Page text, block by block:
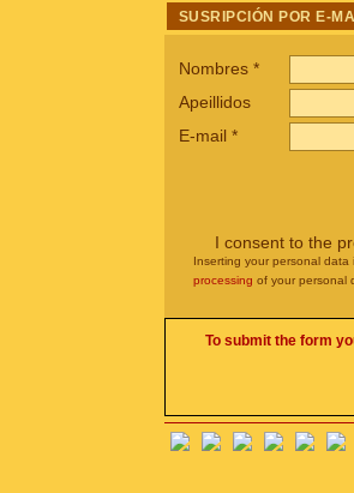
SUSRIPCIÓN POR E-
Nombres *
Apeillidos
E-mail *
I consent to the
Inserting your personal
processing of your personal
To submit the form